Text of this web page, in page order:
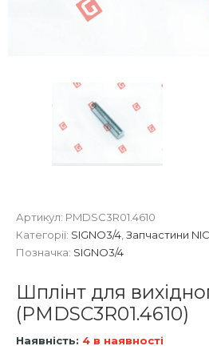
Артикул: PMDSC3R01.4610
Категорії: SIGNO3/4,Запчастини
Позначка: SIGNO3/4
Шплінт для
(PMDSC3R01.4610)
Наявність: 4 в наявності